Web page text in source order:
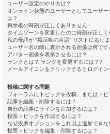
ユーザー設定のやり方は？
オンライン状態のユーザーとしてユーザ
は？
掲示板の時刻が正しくありません！
タイムゾーンを変更したのに時刻が正しく
私の母語が “掲示板の言語” リストにありま
ユーザー名の隣に表示される画像は何です
アバター画像を表示させるには？
ランクとは？ ランクを変更するには？?
メールアイコンをクリックするとログイ
投稿に関する問題
フォーラムにトピックを投稿、またはトピ
記事を編集・削除するには？
自分の記事にサインを追加するには？
投票トピックを作成するには？
なぜ投票オプションをこれ以上追加できな
投票トピックを編集・削除するには？